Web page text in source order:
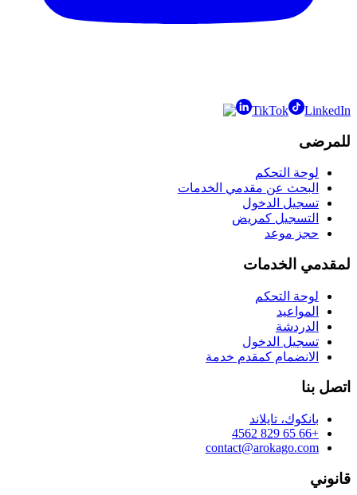
TikTok LinkedIn
للمرضى
لوحة التحكم
البحث عن مقدمي الخدمات
تسجيل الدخول
التسجيل كمريض
حجز موعد
لمقدمي الخدمات
لوحة التحكم
المواعيد
الدردشة
تسجيل الدخول
الانضمام كمقدم خدمة
اتصل بنا
بانكوك، تايلاند
+66 65 829 4562
contact@arokago.com
قانوني